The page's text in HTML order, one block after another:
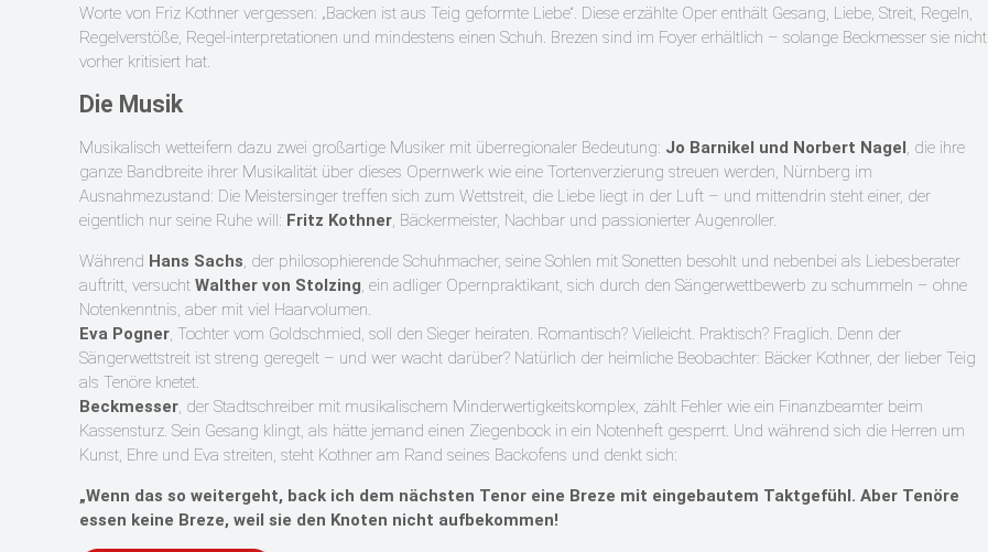
Worte von Friz Kothner vergessen: „Backen ist aus Teig geformte Liebe“. Diese erzählte Oper enthält Gesang, Liebe, Streit, Regeln,
Regelverstöße, Regel-interpretationen und mindestens einen Schuh. Brezen sind im Foyer erhältlich – solange Beckmesser sie nicht
vorher kritisiert hat.
Die Musik
Musikalisch wetteifern dazu zwei großartige Musiker mit überregionaler Bedeutung: Jo Barnikel und Norbert Nagel , die ihre
ganze Bandbreite ihrer Musikalität über dieses Opernwerk wie eine Tortenverzierung streuen werden, Nürnberg im
Ausnahmezustand: Die Meistersinger treffen sich zum Wettstreit, die Liebe liegt in der Luft – und mittendrin steht einer, der
eigentlich nur seine Ruhe will: Fritz Kothner , Bäckermeister, Nachbar und passionierter Augenroller.
Während Hans Sachs , der philosophierende Schuhmacher, seine Sohlen mit Sonetten besohlt und nebenbei als Liebesberater
auftritt, versucht Walther von Stolzing , ein adliger Opernpraktikant, sich durch den Sängerwettbewerb zu schummeln – ohne
Notenkenntnis, aber mit viel Haarvolumen.
Eva Pogner , Tochter vom Goldschmied, soll den Sieger heiraten. Romantisch? Vielleicht. Praktisch? Fraglich. Denn der
Sängerwettstreit ist streng geregelt – und wer wacht darüber? Natürlich der heimliche Beobachter: Bäcker Kothner, der lieber Teig
als Tenöre knetet.
Beckmesser , der Stadtschreiber mit musikalischem Minderwertigkeitskomplex, zählt Fehler wie ein Finanzbeamter beim
Kassensturz. Sein Gesang klingt, als hätte jemand einen Ziegenbock in ein Notenheft gesperrt. Und während sich die Herren um
Kunst, Ehre und Eva streiten, steht Kothner am Rand seines Backofens und denkt sich:
„Wenn das so weitergeht, back ich dem nächsten Tenor eine Breze mit eingebautem Taktgefühl. Aber Tenöre
essen keine Breze, weil sie den Knoten nicht aufbekommen!